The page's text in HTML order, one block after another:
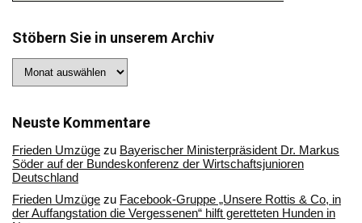
Stöbern Sie in unserem Archiv
Sie
Archiv
Neuste Kommentare
Frieden Umzüge zu Bayerischer Ministerpräsident Dr. Markus
Söder auf der Bundeskonferenz der Wirtschaftsjunioren
Deutschland
Frieden Umzüge zu Facebook-Gruppe „Unsere Rottis & Co, in
der Auffangstation die Vergessenen“ hilft geretteten Hunden in